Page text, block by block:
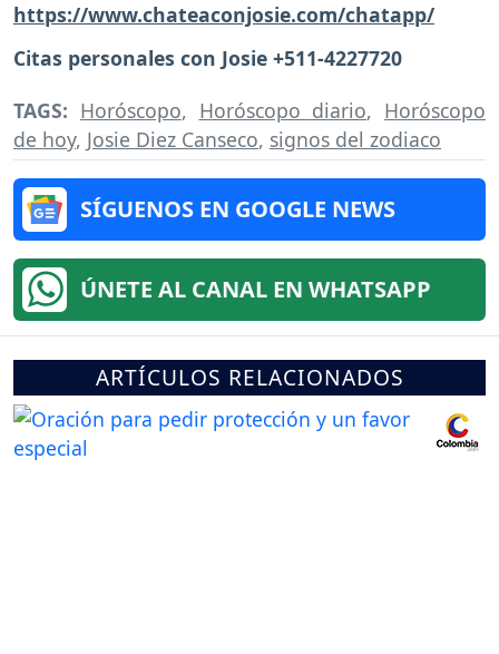
https://www.chateaconjosie.com/chatapp/
Citas personales con Josie +511-4227720
TAGS: Horóscopo, Horóscopo diario, Horóscopo
de hoy, Josie Diez Canseco, signos del zodiaco
SÍGUENOS EN GOOGLE NEWS
ÚNETE AL CANAL EN WHATSAPP
ARTÍCULOS RELACIONADOS